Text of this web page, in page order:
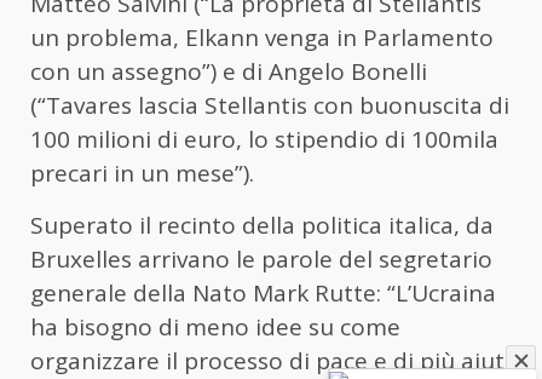
un problema, Elkann venga in Parlamento
con un assegno”) e di Angelo Bonelli
(“Tavares lascia Stellantis con buonuscita di
100 milioni di euro, lo stipendio di 100mila
precari in un mese”).
Superato il recinto della politica italica, da
Bruxelles arrivano le parole del segretario
generale della Nato Mark Rutte: “L’Ucraina
ha bisogno di meno idee su come
organizzare il processo di pace e di più aiuti